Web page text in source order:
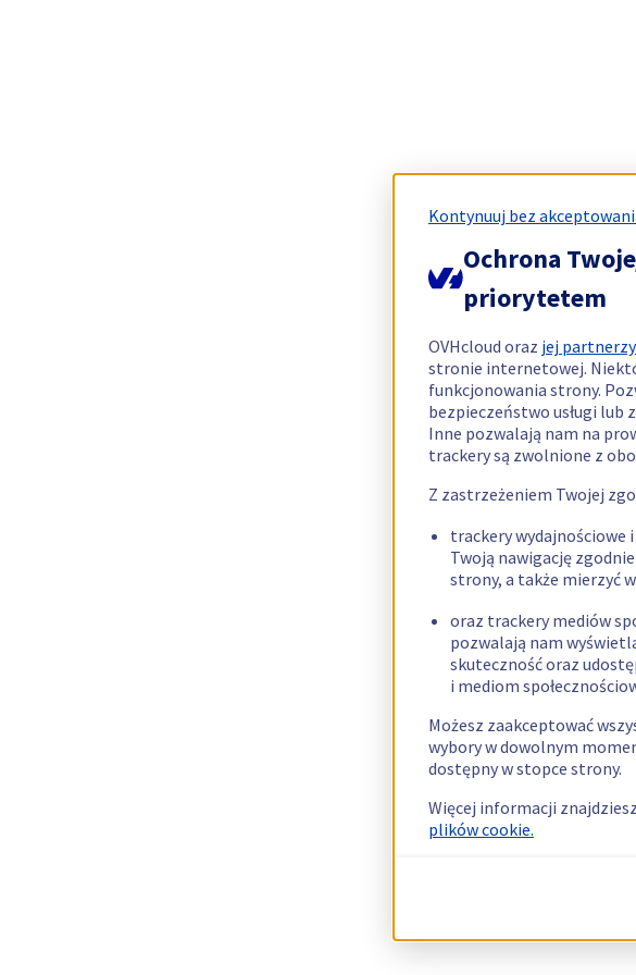
Kontynuuj bez
Ochrona
priorytetem
OVHcloud oraz jej partnerzy
stronie internetowej.
funkcjonowania strony.
bezpieczeństwo usługi lub
Inne pozwalają nam na
trackery są zwolnione z
Z zastrzeżeniem Twojej
trackery wydajnościowe
Twoją nawigację
strony, a także mierzyć
oraz trackery mediów
pozwalają nam
skuteczność oraz
i mediom
Możesz zaakceptować
wybory w dowolnym
dostępny w stopce strony.
Więcej informacji
plików cookie.